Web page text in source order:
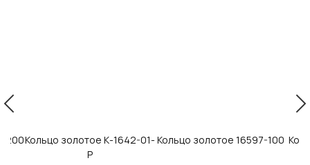
200Кольцо золотое К-1642-01-
Р
Кольцо золотое 16597-100